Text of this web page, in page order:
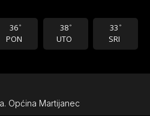
36 °
PON
38 °
UTO
33 °
SRI
Općina Martijanec